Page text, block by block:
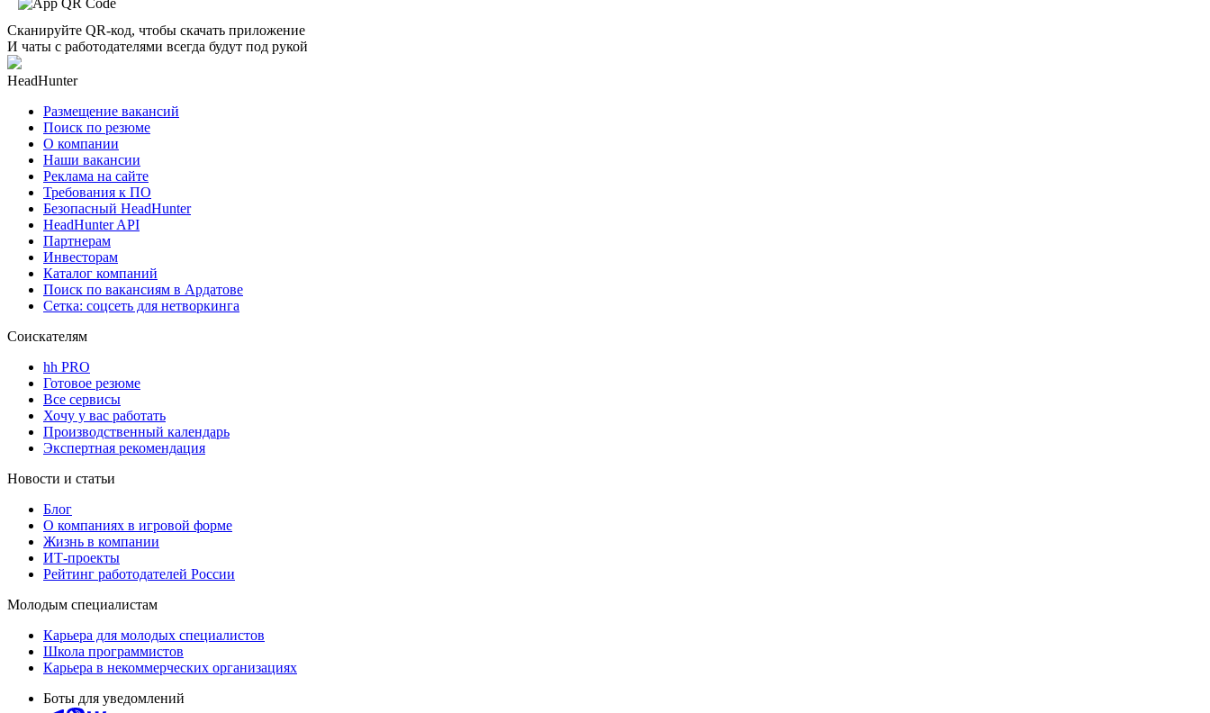
Сканируйте QR-код, чтобы скачать приложение
И чаты с работодателями всегда будут под рукой
HeadHunter
Размещение вакансий
Поиск по резюме
О компании
Наши вакансии
Реклама на сайте
Требования к ПО
Безопасный HeadHunter
HeadHunter API
Партнерам
Инвесторам
Каталог компаний
Поиск по вакансиям в Ардатове
Сетка: соцсеть для нетворкинга
Соискателям
hh PRO
Готовое резюме
Все сервисы
Хочу у вас работать
Производственный календарь
Экспертная рекомендация
Новости и статьи
Блог
О компаниях в игровой форме
Жизнь в компании
ИТ-проекты
Рейтинг работодателей России
Молодым специалистам
Карьера для молодых специалистов
Школа программистов
Карьера в некоммерческих организациях
Боты для уведомлений